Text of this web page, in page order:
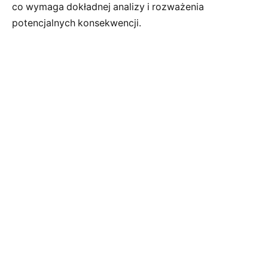
co wymaga dokładnej analizy i rozważenia
potencjalnych konsekwencji.